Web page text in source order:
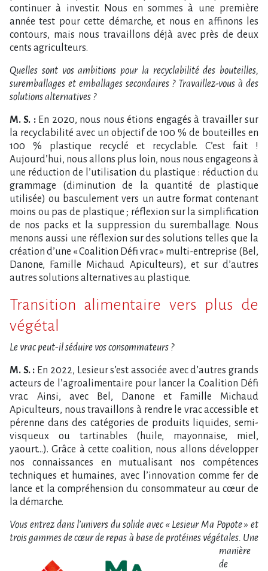
continuer à investir. Nous en sommes à une première
année test pour cette démarche, et nous en affinons les
contours, mais nous travaillons déjà avec près de deux
cents agriculteurs.
Quelles sont vos ambitions pour la recyclabilité des bouteilles,
suremballages et emballages secondaires ? Travaillez-vous à des
solutions alternatives ?
M. S. : En 2020, nous nous étions engagés à travailler sur
la recyclabilité avec un objectif de 100 % de bouteilles en
100 % plastique recyclé et recyclable. C’est fait !
Aujourd’hui, nous allons plus loin, nous nous engageons à
une réduction de l’utilisation du plastique : réduction du
grammage (diminution de la quantité de plastique
utilisée) ou basculement vers un autre format contenant
moins ou pas de plastique ; réflexion sur la simplification
de nos packs et la suppression du suremballage. Nous
menons aussi une réflexion sur des solutions telles que la
création d’une « Coalition Défi vrac » multi-entreprise (Bel,
Danone, Famille Michaud Apiculteurs), et sur d’autres
autres solutions alternatives au plastique.
Transition alimentaire vers plus de
végétal
Le vrac peut-il séduire vos consommateurs ?
M. S. : En 2022, Lesieur s’est associée avec d’autres grands
acteurs de l’agroalimentaire pour lancer la Coalition Défi
vrac. Ainsi, avec Bel, Danone et Famille Michaud
Apiculteurs, nous travaillons à rendre le vrac accessible et
pérenne dans des catégories de produits liquides, semi-
visqueux ou tartinables (huile, mayonnaise, miel,
yaourt…). Grâce à cette coalition, nous allons développer
nos connaissances en mutualisant nos compétences
techniques et humaines, avec l’innovation comme fer de
lance et la compréhension du consommateur au cœur de
la démarche.
Vous entrez dans l’univers du solide avec « Lesieur Ma Popote » et
trois gammes de cœur de repas à base de protéines végétales. Une
manière
de